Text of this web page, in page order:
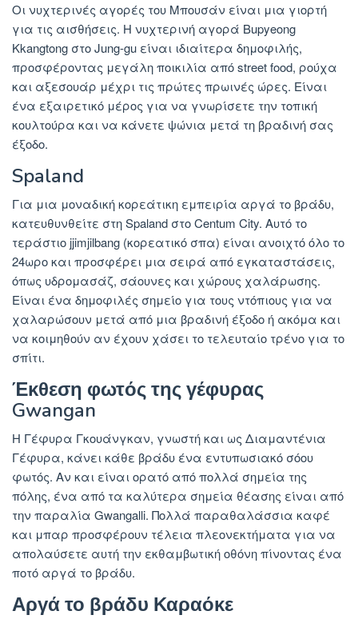
Οι νυχτερινές αγορές του Μπουσάν είναι μια γιορτή
για τις αισθήσεις. Η νυχτερινή αγορά Bupyeong
Kkangtong στο Jung-gu είναι ιδιαίτερα δημοφιλής,
προσφέροντας μεγάλη ποικιλία από street food, ρούχα
και αξεσουάρ μέχρι τις πρώτες πρωινές ώρες. Είναι
ένα εξαιρετικό μέρος για να γνωρίσετε την τοπική
κουλτούρα και να κάνετε ψώνια μετά τη βραδινή σας
έξοδο.
Spaland
Για μια μοναδική κορεάτικη εμπειρία αργά το βράδυ,
κατευθυνθείτε στη Spaland στο Centum City. Αυτό το
τεράστιο jjimjilbang (κορεατικό σπα) είναι ανοιχτό όλο το
24ωρο και προσφέρει μια σειρά από εγκαταστάσεις,
όπως υδρομασάζ, σάουνες και χώρους χαλάρωσης.
Είναι ένα δημοφιλές σημείο για τους ντόπιους για να
χαλαρώσουν μετά από μια βραδινή έξοδο ή ακόμα και
να κοιμηθούν αν έχουν χάσει το τελευταίο τρένο για το
σπίτι.
Έκθεση φωτός της γέφυρας
Gwangan
Η Γέφυρα Γκουάνγκαν, γνωστή και ως Διαμαντένια
Γέφυρα, κάνει κάθε βράδυ ένα εντυπωσιακό σόου
φωτός. Αν και είναι ορατό από πολλά σημεία της
πόλης, ένα από τα καλύτερα σημεία θέασης είναι από
την παραλία Gwangalli. Πολλά παραθαλάσσια καφέ
και μπαρ προσφέρουν τέλεια πλεονεκτήματα για να
απολαύσετε αυτή την εκθαμβωτική οθόνη πίνοντας ένα
ποτό αργά το βράδυ.
Αργά το βράδυ Καραόκε